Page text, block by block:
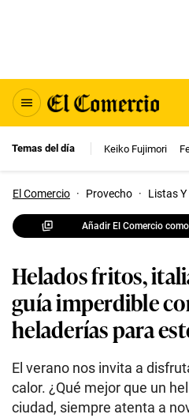
Temas del día Keiko Fujimori
El Comercio · Provecho · Listas
Añadir El Comercio
Helados fritos,
guía imperdible
heladerías para
El verano nos invita a
calor. ¿Qué mejor que un
ciudad, siempre atenta a